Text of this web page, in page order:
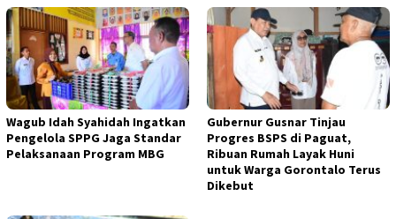
Wagub Idah Syahidah Ingatkan
Pengelola SPPG Jaga Standar
Pelaksanaan Program MBG
Gubernur Gusnar Tinjau
Progres BSPS di Paguat,
Ribuan Rumah Layak Huni
untuk Warga Gorontalo Terus
Dikebut